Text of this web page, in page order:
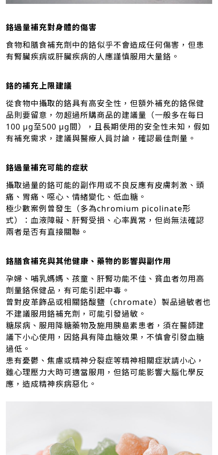
鉻過量補充對身體的傷害
食物和膳食補充劑中的鉻似乎不會造成任何傷害，但患
有腎臟疾病或肝臟疾病的人應謹慎服用大量鉻。
鉻的補充上限建議
從食物中攝取的鉻具有高安全性，但額外補充的鉻保健
品則要留意，勿超過所購商品的建議量（一般多在每日
100 μg至500 μg間），且長期使用的安全性未知，假如
有補充需求，建議與醫療人員討論，確認最佳劑量。
鉻過量補充可能的症狀
攝取過量的鉻可能的副作用或不良反應有皮膚刺激、頭
痛、胃痛、噁心、情緒變化、低血糖。
極少數案例曾發生（多為chromium picolinate形
式）：血液障礙、肝腎受損、心率異常，但尚無法確認
兩者是否有直接關聯。
鉻膳食補充與其他健康、藥物的影響與副作用
孕婦、哺乳媽媽、孩童、肝腎功能不佳、貧血者勿用高
劑量鉻保健品，有可能引起中毒。
曾對皮革飾品或相關鉻酸鹽（chromate）製品過敏者也
不建議服用鉻補充劑，可能引發過敏。
糖尿病、服用降糖藥物及施用胰島素患者，須在醫師建
議下小心使用，因鉻具有降血糖效果，不慎會引發血糖
過低。
患有憂鬱、焦慮或精神分裂症等精神相關症狀請小心，
雖心理壓力大時可適當服用，但鉻可能影響大腦化學反
應，造成精神疾病惡化。